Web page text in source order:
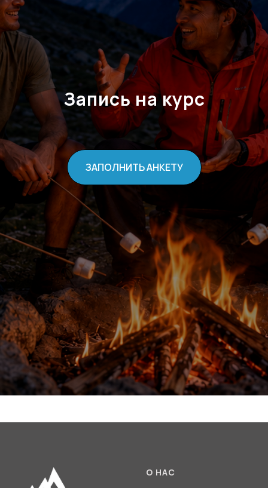
Запись на курс
ЗАПОЛНИТЬ АНКЕТУ
О НАС